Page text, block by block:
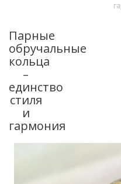
Парные
обручальные
кольца
–
единство
стиля
и
гармония